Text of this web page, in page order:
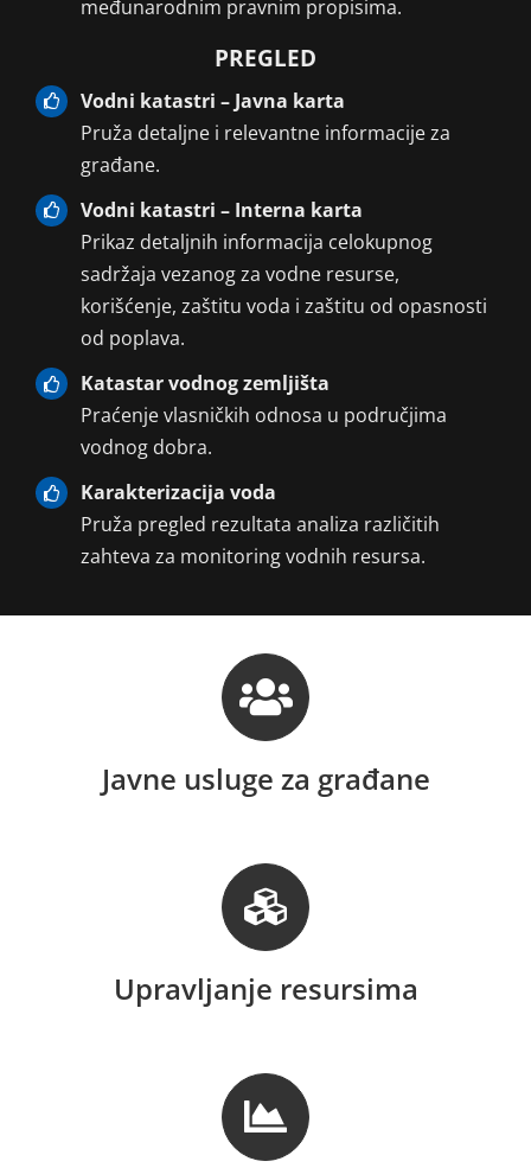
međunarodnim pravnim propisima.
PREGLED
Vodni katastri – Javna karta
Pruža detaljne i relevantne informacije za
građane.
Vodni katastri – Interna karta
Prikaz detaljnih informacija celokupnog
sadržaja vezanog za vodne resurse,
korišćenje, zaštitu voda i zaštitu od opasnosti
od poplava.
Katastar vodnog zemljišta
Praćenje vlasničkih odnosa u područjima
vodnog dobra.
Karakterizacija voda
Pruža pregled rezultata analiza različitih
zahteva za monitoring vodnih resursa.
Javne usluge za građane
Upravljanje resursima